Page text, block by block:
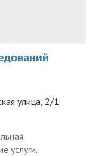
улица, 2/1
услуги.